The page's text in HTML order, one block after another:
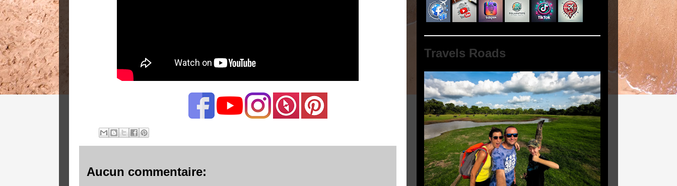
Aucun commentaire:
Travels Roads